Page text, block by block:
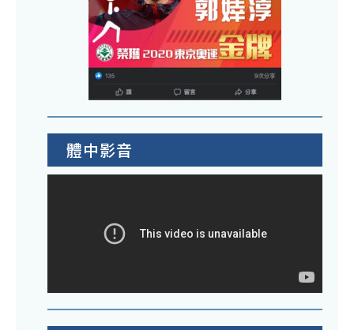
體中影音